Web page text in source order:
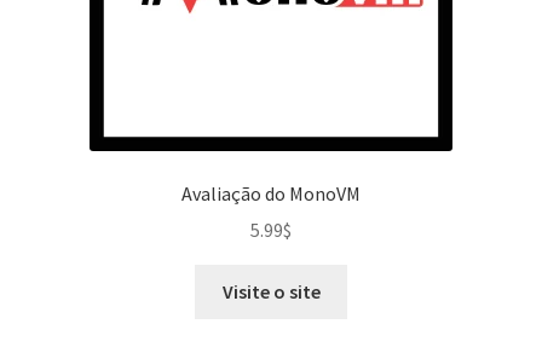
Avaliação do MonoVM
5.99$
Visite o site